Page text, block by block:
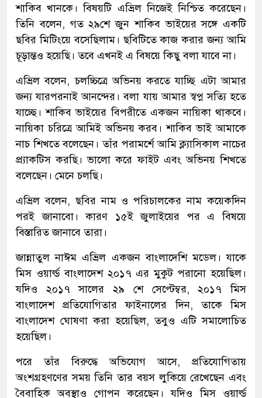
শাকিব খানকে। বিষয়টি এভ্রিল নিজেই নিশ্চিত করেছেন।
তিনি বলেন, গত ২৯শে জুন শাকিব ভাইয়ের সঙ্গে একটি
ছবির মিটিংয়ে বসেছিলাম। ছবিটিতে কাজ করার জন্য আমি
চূড়ান্তও হয়েছি। তবে এখনই এ বিষয়ে কিছু বলা যাবে না।
এভ্রিল বলেন, চলচ্চিত্রে অভিনয় করতে যাচ্ছি এটা আমার
জন্য যারপরনাই আনন্দের। বলা যায় আমার স্বপ্ন সত্যি হতে
যাচ্ছে। শাকিব ভাইয়ের বিপরীতে একজন নায়িকা থাকবে।
নায়িকা চরিত্রে আমিই অভিনয় করব। শাকিব ভাই আমাকে
নাচ শিখতে বলেছেন। তাঁর পরামর্শে আমি ক্ল্যাসিকাল নাচের
প্র্যাকটিস করছি। ভালো করে ফাইট এবং অভিনয় শিখতে
বলেছেন। মেনে চলছি।
এভ্রিল বলেন, ছবির নাম ও পরিচালকের নাম কয়েকদিন
পরই জানাবো। কারণ ১৫ই জুলাইয়ের পর এ বিষয়ে
বিস্তারিত জানাবে তারা।
জান্নাতুল নাঈম এভ্রিল একজন বাংলাদেশি মডেল। যাকে
মিস ওয়ার্ল্ড বাংলাদেশ ২০১৭ এর মুকুট পরানো হয়েছিল।
যদিও ২০১৭ সালের ২৯ শে সেপ্টেম্বর, ২০১৭ মিস
বাংলাদেশ প্রতিযোগিতার ফাইনালের দিন, তাকে মিস
বাংলাদেশ ঘোষণা করা হয়েছিল, তবুও এটি সমালোচিত
হয়েছিল।
পরে তাঁর বিরুদ্ধে অভিযোগ আসে, প্রতিযোগিতায়
অংশগ্রহণণের সময় তিনি তার বয়স লুকিয়ে রেখেছেন এবং
বৈবাহিক অবস্থাও গোপন করেছেন। যদিও মিস ওয়ার্ল্ড